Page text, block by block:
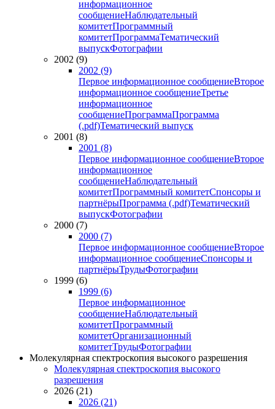
информационное
сообщениеНаблюдательный
комитетПрограммный
комитетПрограммаТематический
выпускФотографии
2002 (9)
2002 (9)
Первое информационное сообщениеВторое
информационное сообщениеТретье
информационное
сообщениеПрограммаПрограмма
(.pdf)Тематический выпуск
2001 (8)
2001 (8)
Первое информационное сообщениеВторое
информационное
сообщениеНаблюдательный
комитетПрограммный комитетСпонсоры и
партнёрыПрограмма (.pdf)Тематический
выпускФотографии
2000 (7)
2000 (7)
Первое информационное сообщениеВторое
информационное сообщениеСпонсоры и
партнёрыТрудыФотографии
1999 (6)
1999 (6)
Первое информационное
сообщениеНаблюдательный
комитетПрограммный
комитетОрганизационный
комитетТрудыФотографии
Молекулярная спектроскопия высокого разрешения
Молекулярная спектроскопия высокого
разрешения
2026 (21)
2026 (21)